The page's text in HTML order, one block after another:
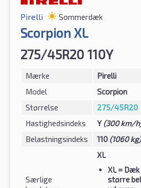
Pirelli Sommerdæk
Scorpion XL
275/45R20 110Y
Mærke
Pirelli
Model
Scorpion
Størrelse
275/45R20
Hastighedsindeks
Y (300 km/
Belastningsindeks
110 (1060 kg)
Særlige
XL
XL= Dæk
større